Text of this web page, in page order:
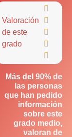
Valoración
de este
grado





Más del 90% de
las personas
que han pedido
información
sobre este
grado medio,
valoran de